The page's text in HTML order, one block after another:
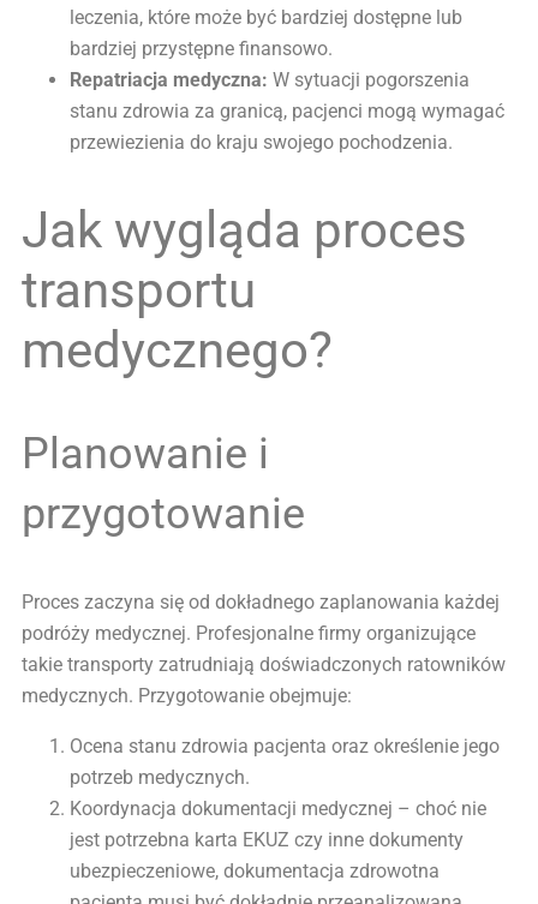
leczenia, które może być bardziej dostępne lub
bardziej przystępne finansowo.
Repatriacja medyczna: W sytuacji pogorszenia
stanu zdrowia za granicą, pacjenci mogą wymagać
przewiezienia do kraju swojego pochodzenia.
Jak wygląda proces
transportu
medycznego?
Planowanie i
przygotowanie
Proces zaczyna się od dokładnego zaplanowania każdej
podróży medycznej. Profesjonalne firmy organizujące
takie transporty zatrudniają doświadczonych ratowników
medycznych. Przygotowanie obejmuje:
Ocena stanu zdrowia pacjenta oraz określenie jego
potrzeb medycznych.
Koordynacja dokumentacji medycznej – choć nie
jest potrzebna karta EKUZ czy inne dokumenty
ubezpieczeniowe, dokumentacja zdrowotna